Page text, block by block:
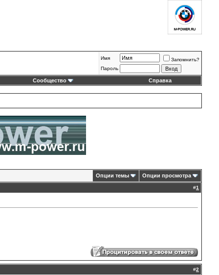
Имя
Запомнить?
Пароль
Сообщество Справка
Опции темы Опции просмотра
#1
#2